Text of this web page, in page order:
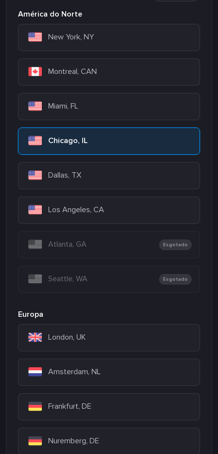
América do Norte
New York, NY
Montreal, CAN
Miami, FL
Chicago, IL
Dallas, TX
Los Angeles, CA
Atlanta, GA Esgotado
Seattle, WA Esgotado
Europa
London, UK
Amsterdam, NL
Frankfurt, DE
Nuremberg, DE